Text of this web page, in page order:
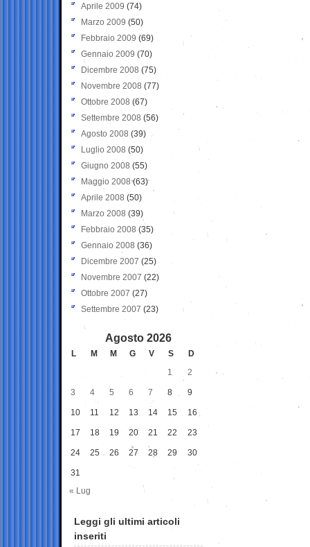
Aprile 2009 (74)
Marzo 2009 (50)
Febbraio 2009 (69)
Gennaio 2009 (70)
Dicembre 2008 (75)
Novembre 2008 (77)
Ottobre 2008 (67)
Settembre 2008 (56)
Agosto 2008 (39)
Luglio 2008 (50)
Giugno 2008 (55)
Maggio 2008(63)
Aprile 2008 (50)
Marzo 2008 (39)
Febbraio 2008 (35)
Gennaio 2008 (36)
Dicembre 2007 (25)
Novembre 2007 (22)
Ottobre 2007 (27)
Settembre 2007 (23)
Agosto 2026
L M M G V S
D
1
2
3 4 5 6 7 8 9
10 11 12 13 14 15 16
17 18 19 20 21 22 23
24 25 26 27 28 29 30
31
« Lug
Leggi gli ultimi articoli
inseriti